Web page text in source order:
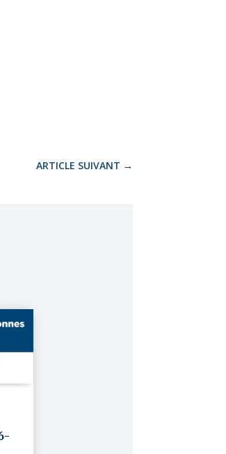
ARTICLE SUIVANT →